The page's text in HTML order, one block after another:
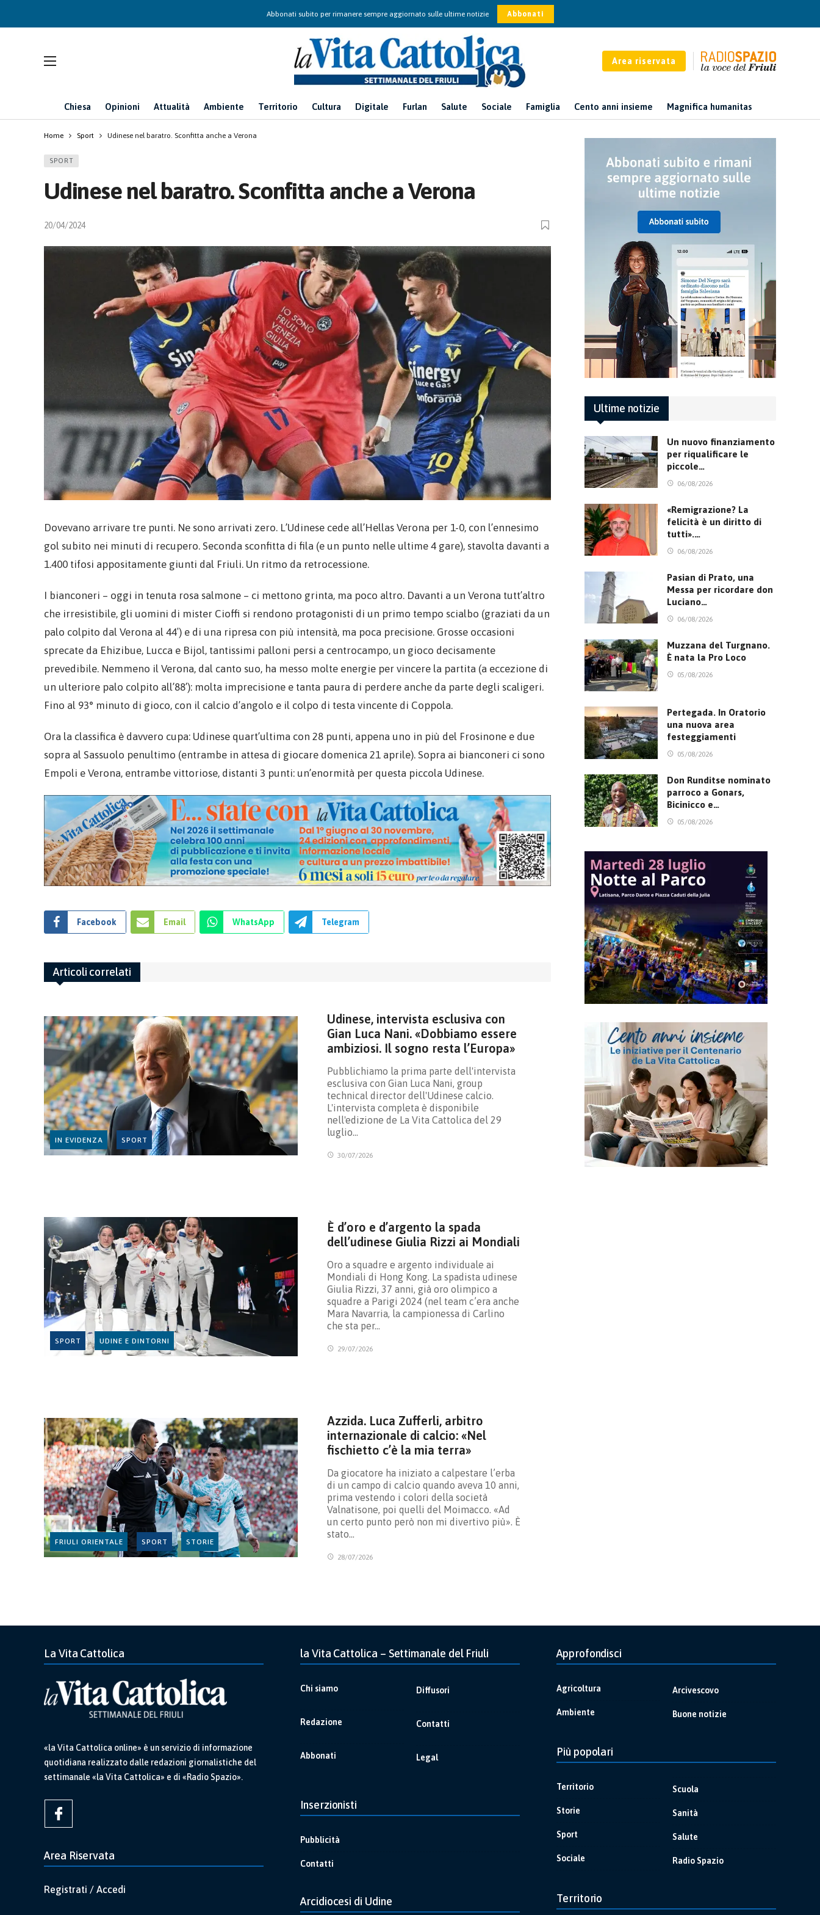
Abbonati subito per rimanere sempre aggiornato sulle ultime notizie Abbonati
Area riservata
Chiesa Opinioni Attualità Ambiente Territorio Cultura Digitale Furlan Salute Sociale Famiglia Cento anni insieme Magnifica humanitas
Home Sport Udinese nel baratro. Sconfitta anche a Verona
SPORT
Udinese nel baratro. Sconfitta anche a Verona
20/04/2024
Dovevano arrivare tre punti. Ne sono arrivati zero. L’Udinese cede all’Hellas Verona per 1-0, con l’ennesimo
gol subito nei minuti di recupero. Seconda sconfitta di fila (e un punto nelle ultime 4 gare), stavolta davanti a
1.400 tifosi appositamente giunti dal Friuli. Un ritmo da retrocessione.
I bianconeri – oggi in tenuta rosa salmone – ci mettono grinta, ma poco altro. Davanti a un Verona tutt’altro
che irresistibile, gli uomini di mister Cioffi si rendono protagonisti di un primo tempo scialbo (graziati da un
palo colpito dal Verona al 44′) e di una ripresa con più intensità, ma poca precisione. Grosse occasioni
sprecate da Ehizibue, Lucca e Bijol, tantissimi palloni persi a centrocampo, un gioco decisamente
prevedibile. Nemmeno il Verona, dal canto suo, ha messo molte energie per vincere la partita (a eccezione di
un ulteriore palo colpito all’88’): molta imprecisione e tanta paura di perdere anche da parte degli scaligeri.
Fino al 93° minuto di gioco, con il calcio d’angolo e il colpo di testa vincente di Coppola.
Ora la classifica è davvero cupa: Udinese quart’ultima con 28 punti, appena uno in più del Frosinone e due
sopra al Sassuolo penultimo (entrambe in attesa di giocare domenica 21 aprile). Sopra ai bianconeri ci sono
Empoli e Verona, entrambe vittoriose, distanti 3 punti: un’enormità per questa piccola Udinese.
Facebook Email WhatsApp Telegram
Articoli correlati
IN EVIDENZA SPORT
Udinese, intervista esclusiva con
Gian Luca Nani. «Dobbiamo essere
ambiziosi. Il sogno resta l’Europa»
Pubblichiamo la prima parte dell'intervista
esclusiva con Gian Luca Nani, group
technical director dell'Udinese calcio.
L'intervista completa è disponibile
nell'edizione de La Vita Cattolica del 29
luglio…
30/07/2026
SPORT UDINE E DINTORNI
È d’oro e d’argento la spada
dell’udinese Giulia Rizzi ai Mondiali
Oro a squadre e argento individuale ai
Mondiali di Hong Kong. La spadista udinese
Giulia Rizzi, 37 anni, già oro olimpico a
squadre a Parigi 2024 (nel team c’era anche
Mara Navarria, la campionessa di Carlino
che sta per…
29/07/2026
FRIULI ORIENTALE SPORT STORIE
Azzida. Luca Zufferli, arbitro
internazionale di calcio: «Nel
fischietto c’è la mia terra»
Da giocatore ha iniziato a calpestare l’erba
di un campo di calcio quando aveva 10 anni,
prima vestendo i colori della società
Valnatisone, poi quelli del Moimacco. «Ad
un certo punto però non mi divertivo più». È
stato…
28/07/2026
Ultime notizie
Un nuovo finanziamento
per riqualificare le
piccole…
06/08/2026
«Remigrazione? La
felicità è un diritto di
tutti».…
06/08/2026
Pasian di Prato, una
Messa per ricordare don
Luciano…
06/08/2026
Muzzana del Turgnano.
È nata la Pro Loco
05/08/2026
Pertegada. In Oratorio
una nuova area
festeggiamenti
05/08/2026
Don Runditse nominato
parroco a Gonars,
Bicinicco e…
05/08/2026
La Vita Cattolica
«la Vita Cattolica online» è un servizio di informazione
quotidiana realizzato dalle redazioni giornalistiche del
settimanale «la Vita Cattolica» e di «Radio Spazio».
Area Riservata
Registrati / Accedi
la Vita Cattolica – Settimanale del Friuli
Chi siamo
Redazione
Abbonati
Diffusori
Contatti
Legal
Inserzionisti
Pubblicità
Contatti
Arcidiocesi di Udine
Approfondisci
Agricoltura
Ambiente
Arcivescovo
Buone notizie
Più popolari
Territorio
Storie
Sport
Sociale
Scuola
Sanità
Salute
Radio Spazio
Territorio